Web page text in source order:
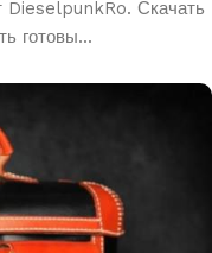
DieselpunkRo. Скачать
готовы...